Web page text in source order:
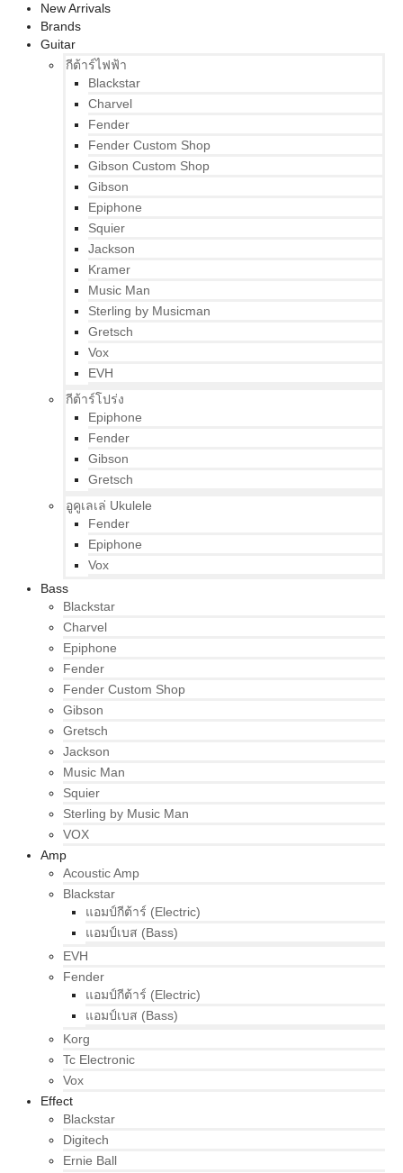
New Arrivals
Brands
Guitar
กีต้าร์ไฟฟ้า
Blackstar
Charvel
Fender
Fender Custom Shop
Gibson Custom Shop
Gibson
Epiphone
Squier
Jackson
Kramer
Music Man
Sterling by Musicman
Gretsch
Vox
EVH
กีต้าร์โปร่ง
Epiphone
Fender
Gibson
Gretsch
อูคูเลเล่ Ukulele
Fender
Epiphone
Vox
Bass
Blackstar
Charvel
Epiphone
Fender
Fender Custom Shop
Gibson
Gretsch
Jackson
Music Man
Squier
Sterling by Music Man
VOX
Amp
Acoustic Amp
Blackstar
แอมป์กีต้าร์ (Electric)
แอมป์เบส (Bass)
EVH
Fender
แอมป์กีต้าร์ (Electric)
แอมป์เบส (Bass)
Korg
Tc Electronic
Vox
Effect
Blackstar
Digitech
Ernie Ball